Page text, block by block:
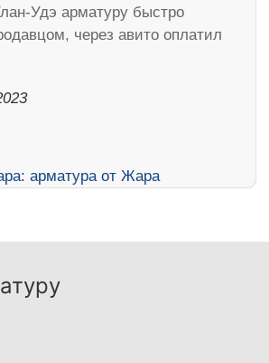
Удэ арматуру быстро
через авито оплатил